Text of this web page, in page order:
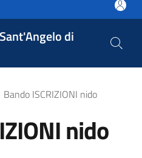
di
nido
Bando ISCRIZIONI nido
nido